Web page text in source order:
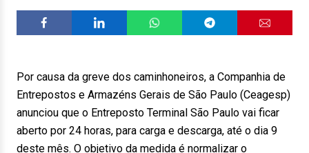
Por causa da greve dos caminhoneiros, a Companhia de
Entrepostos e Armazéns Gerais de São Paulo (Ceagesp)
anunciou que o Entreposto Terminal São Paulo vai ficar
aberto por 24 horas, para carga e descarga, até o dia 9
deste mês. O objetivo da medida é normalizar o